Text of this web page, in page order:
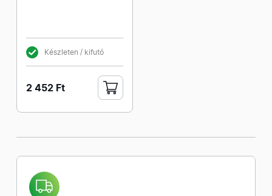
Készleten / kifutó
2 452 Ft